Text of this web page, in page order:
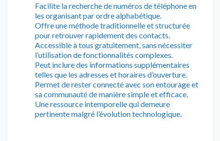
Facilite la recherche de numéros de téléphone en
les organisant par ordre alphabétique.
Offre une méthode traditionnelle et structurée
pour retrouver rapidement des contacts.
Accessible à tous gratuitement, sans nécessiter
l’utilisation de fonctionnalités complexes.
Peut inclure des informations supplémentaires
telles que les adresses et horaires d’ouverture.
Permet de rester connecté avec son entourage et
sa communauté de manière simple et efficace.
Une ressource intemporelle qui demeure
pertinente malgré l’évolution technologique.